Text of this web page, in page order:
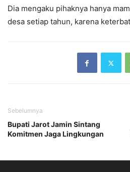
Dia mengaku pihaknya hanya
desa setiap tahun, karena
Sebelumnya
Bupati Jarot Jamin Sintang
Komitmen Jaga Lingkungan